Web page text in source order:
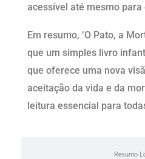
Resumo
acessível até mesmo para
Em resumo, ‘O Pato, a
que um simples livro
que oferece uma nova
aceitação da vida e da
leitura essencial para